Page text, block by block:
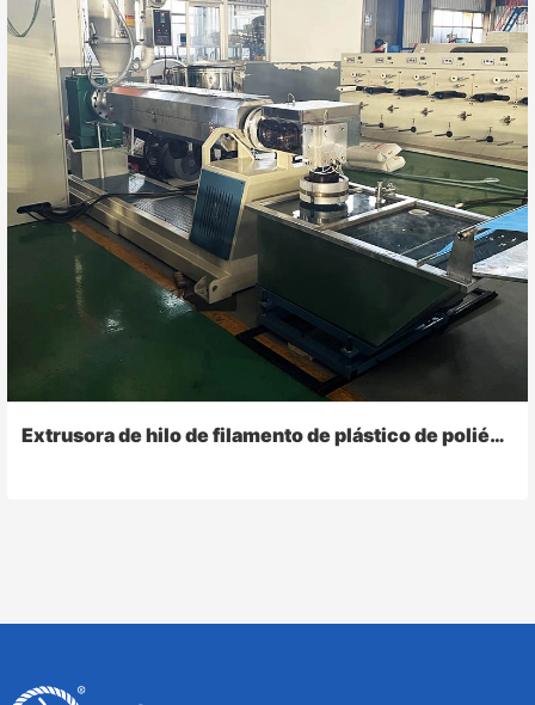
Extrusora de hilo de filamento de plástico de poliéster HDPE PP